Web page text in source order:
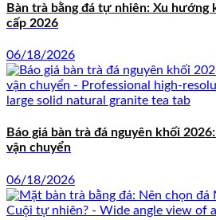
Bàn trà bằng đá tự nhiên: Xu hướng
cấp 2026
06/18/2026
Báo giá bàn trà đá nguyên khối
vận chuyển
06/18/2026